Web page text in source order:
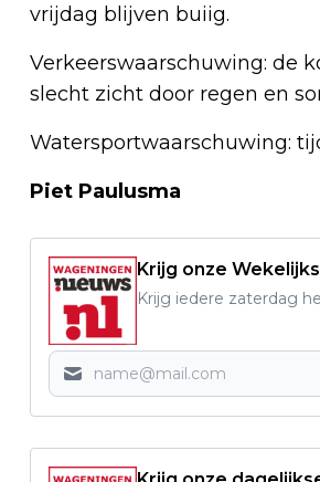
vrijdag blijven buiig.
Verkeerswaarschuwing: de
slecht zicht door regen en
Watersportwaarschuwing:
Piet Paulusma
Krijg onze
Krijg iedere zaterdag